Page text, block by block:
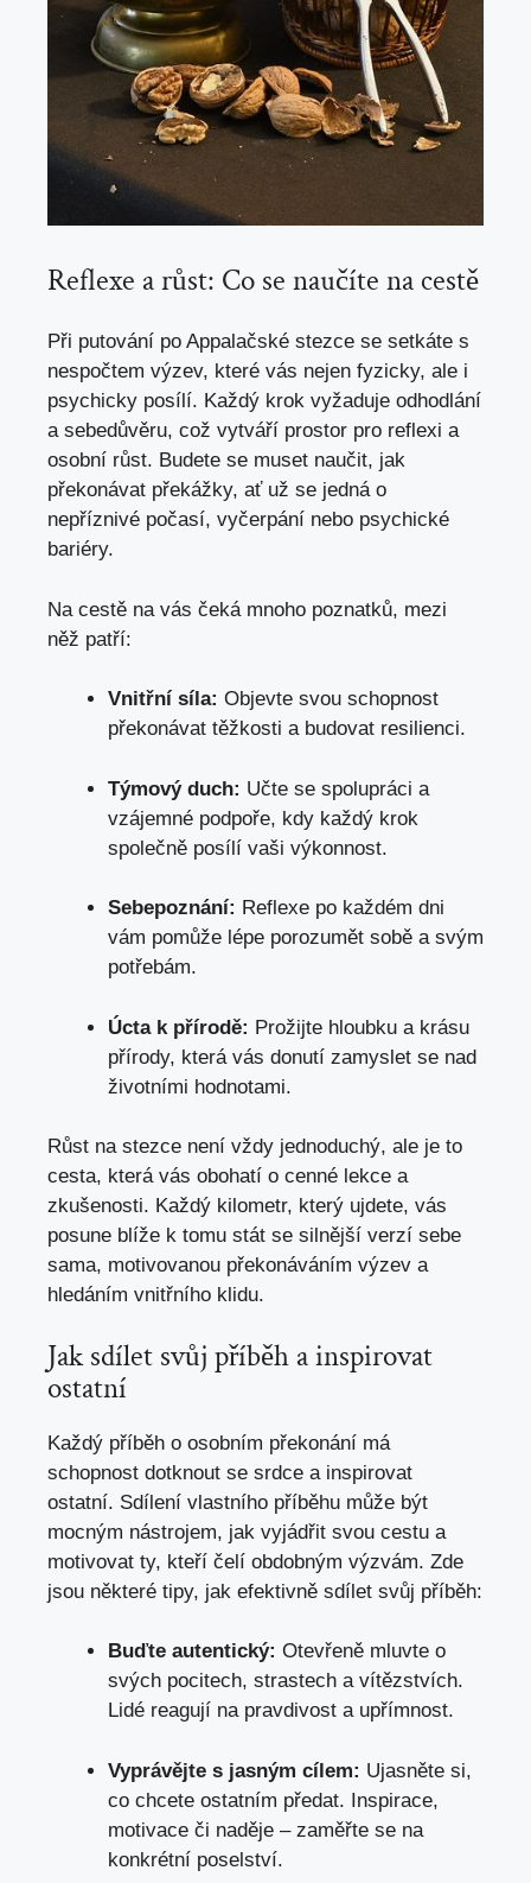
Reflexe a růst: Co se naučíte na cestě
Při putování po Appalačské stezce se setkáte s
nespočtem výzev, které vás nejen fyzicky, ale i
psychicky posílí. Každý krok vyžaduje odhodlání
a sebedůvěru, což vytváří prostor pro reflexi a
osobní růst. Budete se muset naučit, jak
překonávat překážky, ať už se jedná o
nepříznivé počasí, vyčerpání nebo psychické
bariéry.
Na cestě na vás čeká mnoho poznatků, mezi
něž patří:
Vnitřní síla: Objevte svou schopnost
překonávat těžkosti a budovat resilienci.
Týmový duch: Učte se spolupráci a
vzájemné podpoře, kdy každý krok
společně posílí vaši výkonnost.
Sebepoznání: Reflexe po každém dni
vám pomůže lépe porozumět sobě a svým
potřebám.
Úcta k přírodě: Prožijte hloubku a krásu
přírody, která vás donutí zamyslet se nad
životními hodnotami.
Růst na stezce není vždy jednoduchý, ale je to
cesta, která vás obohatí o cenné lekce a
zkušenosti. Každý kilometr, který ujdete, vás
posune blíže k tomu stát se silnější verzí sebe
sama, motivovanou překonáváním výzev a
hledáním vnitřního klidu.
Jak sdílet svůj příběh a inspirovat
ostatní
Každý příběh o osobním překonání má
schopnost dotknout se srdce a inspirovat
ostatní. Sdílení vlastního příběhu může být
mocným nástrojem, jak vyjádřit svou cestu a
motivovat ty, kteří čelí obdobným výzvám. Zde
jsou některé tipy, jak efektivně sdílet svůj příběh:
Buďte autentický: Otevřeně mluvte o
svých pocitech, strastech a vítězstvích.
Lidé reagují na pravdivost a upřímnost.
Vyprávějte s jasným cílem: Ujasněte si,
co chcete ostatním předat. Inspirace,
motivace či naděje – zaměřte se na
konkrétní poselství.